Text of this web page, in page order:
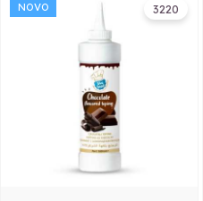
3220
NOVO